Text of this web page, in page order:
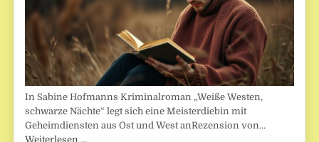
In Sabine Hofmanns Kriminalroman „Weiße Westen,
schwarze Nächte“ legt sich eine Meisterdiebin mit
Geheimdiensten aus Ost und West anRezension von…
Weiterlesen …